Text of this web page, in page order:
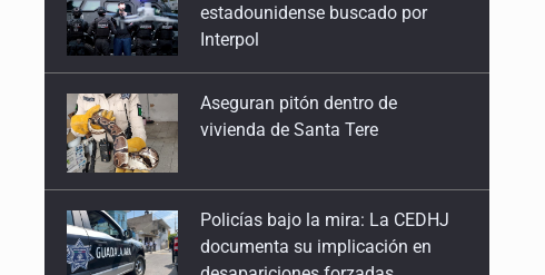
vivienda de Santa Tere
Policías bajo la mira: La CEDHJ
documenta su implicación en
Operaban tráfico de personas;
uno fue detenido en Jalisco